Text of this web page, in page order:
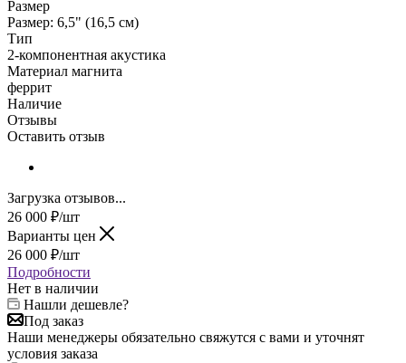
Размер
Размер: 6,5" (16,5 см)
Тип
2-компонентная акустика
Материал магнита
феррит
Наличие
Отзывы
Оставить отзыв
Загрузка отзывов...
26 000 ₽/шт
Варианты цен
26 000 ₽/шт
Подробности
Нет в наличии
Нашли дешевле?
Под заказ
Наши менеджеры обязательно свяжутся с вами и уточнят
условия заказа